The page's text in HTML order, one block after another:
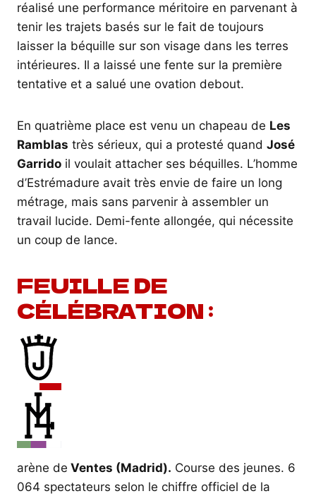
réalisé une performance méritoire en parvenant à
tenir les trajets basés sur le fait de toujours
laisser la béquille sur son visage dans les terres
intérieures. Il a laissé une fente sur la première
tentative et a salué une ovation debout.
En quatrième place est venu un chapeau de Les
Ramblas très sérieux, qui a protesté quand José
Garrido il voulait attacher ses béquilles. L’homme
d’Estrémadure avait très envie de faire un long
métrage, mais sans parvenir à assembler un
travail lucide. Demi-fente allongée, qui nécessite
un coup de lance.
FEUILLE DE
CÉLÉBRATION :
arène de Ventes (Madrid). Course des jeunes. 6
064 spectateurs selon le chiffre officiel de la